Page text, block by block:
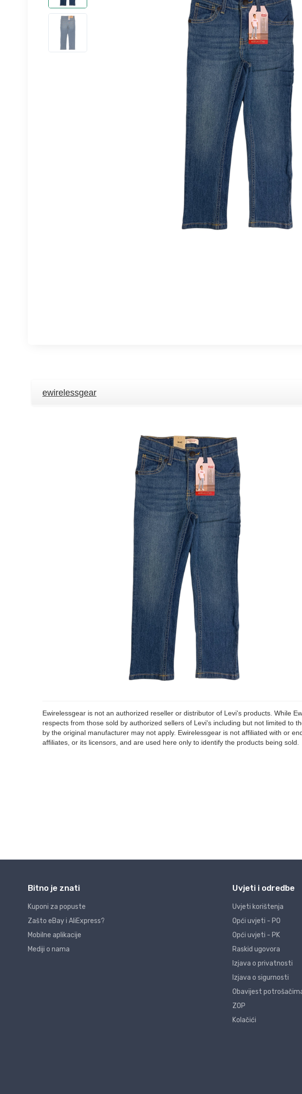
Bitno je znati
Kuponi za popuste
Zašto eBay i AliExpress?
Mobilne aplikacije
Mediji o nama
Uvjeti i odredbe
Uvjeti korištenja
Opći uvjeti - PO
Opći uvjeti - PK
Raskid ugovora
Izjava o privatnosti
Izjava o sigurnosti
Obavijest
ZOP
Kolačići